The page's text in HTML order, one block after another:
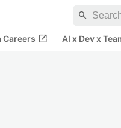
search
Careers open_in_new AI x Dev x